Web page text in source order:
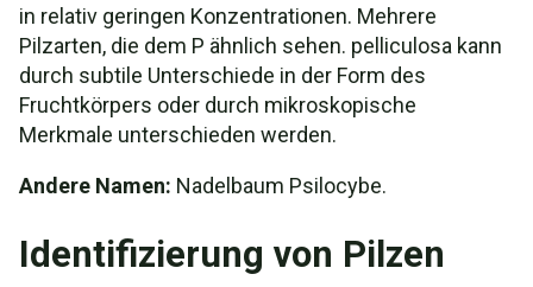
in relativ geringen Konzentrationen. Mehrere
Pilzarten, die dem P ähnlich sehen. pelliculosa kann
durch subtile Unterschiede in der Form des
Fruchtkörpers oder durch mikroskopische
Merkmale unterschieden werden.
Andere Namen: Nadelbaum Psilocybe.
Identifizierung von Pilzen